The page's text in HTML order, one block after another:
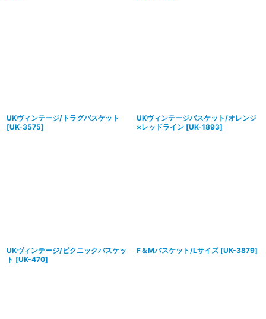
UKヴィンテージ/トラグバスケット
[UK-3575]
UKヴィンテージバスケット/オレンジ
×レッドライン [UK-1893]
UKヴィンテージ/ピクニックバスケッ
ト [UK-470]
F＆Mバスケット/Lサイズ [UK-3879]